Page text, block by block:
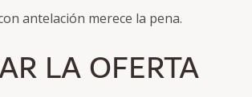
antelación merece la pena.
LA OFERTA